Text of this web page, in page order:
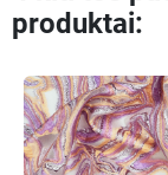
produktai: